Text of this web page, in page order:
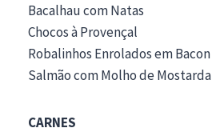
Bacalhau com Natas
Chocos à Provençal
Robalinhos Enrolados em Bacon
Salmão com Molho de Mostarda
CARNES